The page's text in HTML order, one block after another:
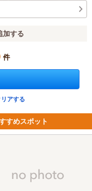
加する
件
アする
すめスポット